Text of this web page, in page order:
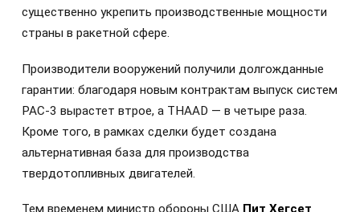
существенно укрепить производственные мощности
страны в ракетной сфере.
Производители вооружений получили долгожданные
гарантии: благодаря новым контрактам выпуск систем
PAC-3 вырастет втрое, а THAAD — в четыре раза.
Кроме того, в рамках сделки будет создана
альтернативная база для производства
твердотопливных двигателей.
Тем временем министр обороны США Пит Хегсет